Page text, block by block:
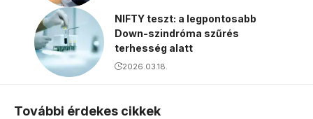
NIFTY teszt: a legpontosabb
Down-szindróma szűrés
terhesség alatt
2026.03.18.
További érdekes cikkek